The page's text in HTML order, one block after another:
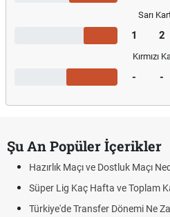
Sarı
1 2
Kırmızı
- -
Şu An Popüler İçerikler
Hazırlık Maçı ve Dostluk Maçı
Süper Lig Kaç Hafta ve Toplam
Türkiye'de Transfer Dönemi Ne